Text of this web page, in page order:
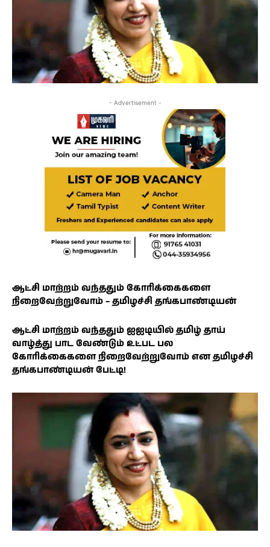
- Advertisement -
ஆட்சி மாற்றம் வந்ததும் கோரிக்கைகளை
நிறைவேற்றுவோம் – தமிழச்சி தங்கபாண்டியன்
ஆட்சி மாற்றம் வந்ததும் ஐஐடியில் தமிழ் தாய்
வாழ்த்து பாட வேண்டும் உட்பட பல
கோரிக்கைகளை நிறைவேற்றுவோம் என தமிழச்சி
தங்கபாண்டியன் பேட்டி!